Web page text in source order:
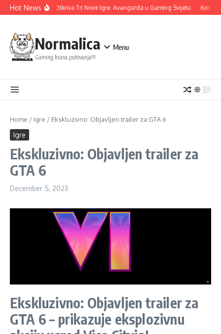
Skip to content
Hot NewsUbisoft Otkriva Tri Nove Igre: Avangarda u Gaming Svijetu
Normalica
Gaming,hrana,putovanja!!!
Menu
Home / Igre / Ekskluzivno: Objavljen trailer za GTA 6
Igre
Ekskluzivno: Objavljen trailer za
GTA 6
December 5, 2023
Ekskluzivno: Objavljen trailer za
GTA 6 – prikazuje eksplozivnu